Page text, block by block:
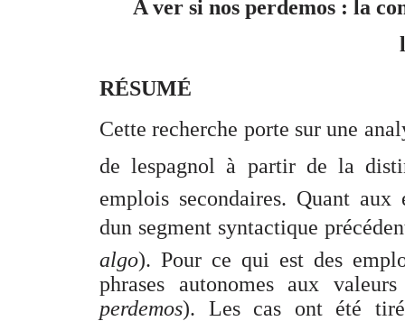
A ver si nos perdemos : la
RÉSUMÉ
Cette recherche porte sur une
de lespagnol à partir de la
emplois secondaires. Quant
dun segment syntactique
algo). Pour ce qui est des
phrases autonomes aux
perdemos). Les cas ont été